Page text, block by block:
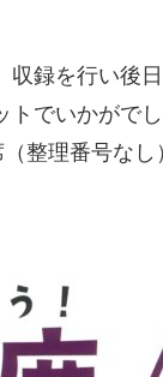
収録を行い後
トでいかがで
整理番号なし